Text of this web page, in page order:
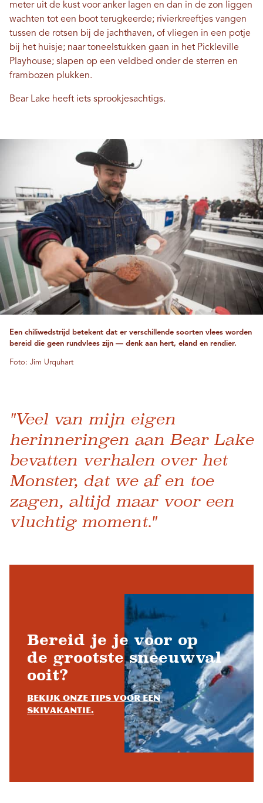
meter uit de kust voor anker lagen en dan in de zon liggen
wachten tot een boot terugkeerde; rivierkreeftjes vangen
tussen de rotsen bij de jachthaven, of vliegen in een potje
bij het huisje; naar toneelstukken gaan in het Pickleville
Playhouse; slapen op een veldbed onder de sterren en
frambozen plukken.
Bear Lake heeft iets sprookjesachtigs.
Een chiliwedstrijd betekent dat er verschillende soorten vlees worden
bereid die geen rundvlees zijn — denk aan hert, eland en rendier.
Foto: Jim Urquhart
"Veel van mijn eigen
herinneringen aan Bear Lake
bevatten verhalen over het
Monster, dat we af en toe
zagen, altijd maar voor een
vluchtig moment."
Bereid je je voor op
de grootste sneeuwval
ooit?
Bekijk onze tips voor een
skivakantie.